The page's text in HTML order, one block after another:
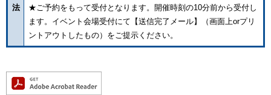
法
★ご予約をもって受付となります。開催時刻の10分前から受付し
ます。イベント会場受付にて【送信完了メール】（画面上orプリ
ントアウトしたもの）をご提示ください。